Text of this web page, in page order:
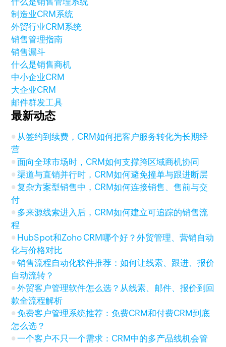
制造业CRM系统
外贸行业CRM系统
销售管理指南
销售漏斗
什么是销售商机
中小企业CRM
大企业CRM
邮件群发工具
最新动态
从签约到续费，CRM如何把客户服务转化为长期经
营
面向全球市场时，CRM如何支撑跨区域商机协同
渠道与直销并行时，CRM如何避免撞单与跟进断层
复杂方案型销售中，CRM如何连接销售、售前与交
付
多来源线索进入后，CRM如何建立可追踪的销售流
程
HubSpot和Zoho CRM哪个好？外贸管理、营销自动
化与价格对比
销售流程自动化软件推荐：如何让线索、跟进、报价
自动流转？
外贸客户管理软件怎么选？从线索、邮件、报价到回
款全流程解析
免费客户管理系统推荐：免费CRM和付费CRM到底
怎么选？
一个客户不只一个需求：CRM中的多产品线机会管